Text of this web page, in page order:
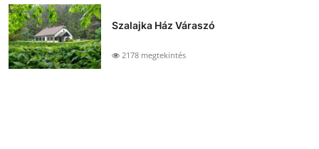
Szalajka Ház Váraszó
2178 megtekintés